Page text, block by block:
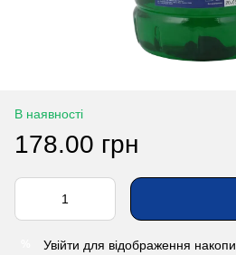
В наявності
178.00 грн
Увійти для відображення